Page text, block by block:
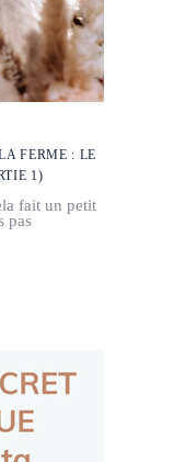
FERME : LE
1)
fait un petit
pas